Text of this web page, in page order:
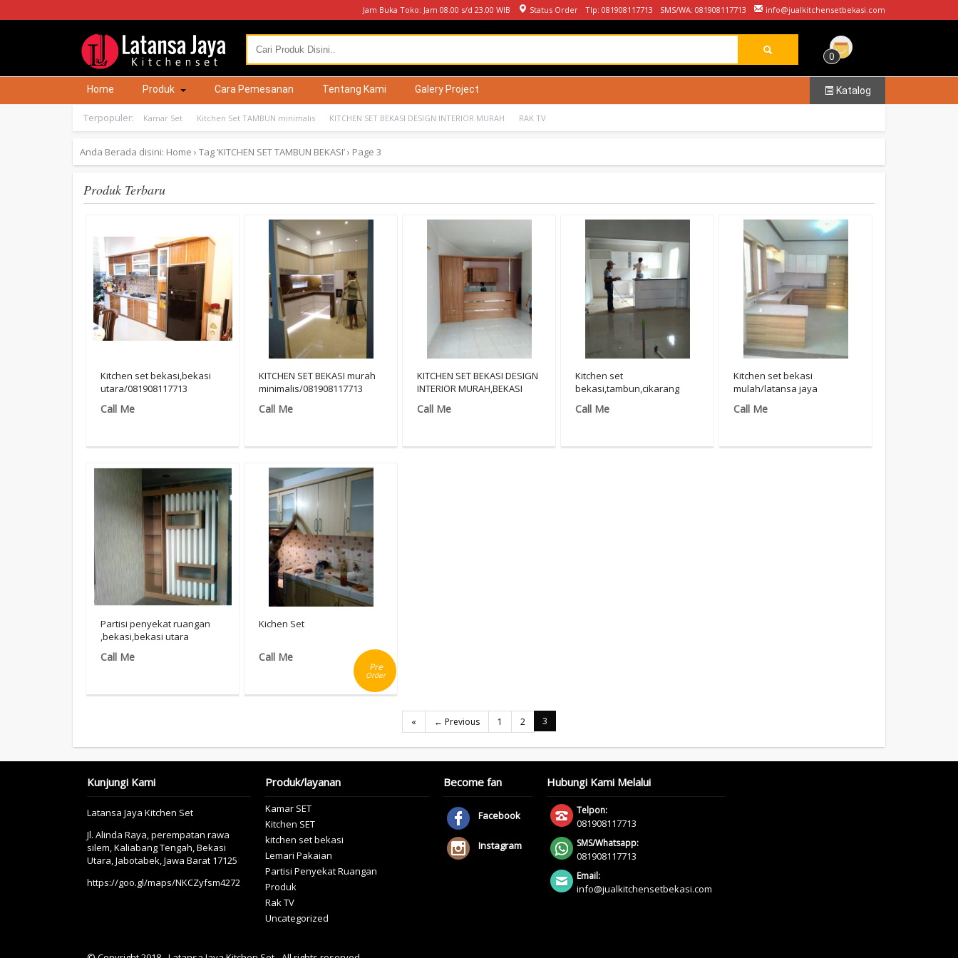
Jam Buka Toko: Jam 08.00 s/d 23.00 WIB Status Order Tlp: 081908117713 SMS/WA: 081908117713 info@jualkitchensetbekasi.com
0
Home Produk Cara Pemesanan Tentang Kami Galery Project Katalog
Terpopuler: Kamar Set Kitchen Set TAMBUN minimalis KITCHEN SET BEKASI DESIGN INTERIOR MURAH RAK TV
Anda Berada disini: Home › Tag ‘KITCHEN SET TAMBUN BEKASI’› Page 3
Produk Terbaru
Kitchen set bekasi,bekasi
utara/081908117713
Call Me
KITCHEN SET BEKASI murah
minimalis/081908117713
Call Me
KITCHEN SET BEKASI DESIGN
INTERIOR MURAH,BEKASI
UTARA/081908117713
Call Me
Kitchen set
bekasi,tambun,cikarang
081908117713
Call Me
Kitchen set bekasi
mulah/latansa jaya
Call Me
Partisi penyekat ruangan
,bekasi,bekasi utara
Call Me
Kichen Set
Pre
Order
Call Me
« ← Previous 1 2 3
Kunjungi Kami
Latansa Jaya Kitchen Set
Jl. Alinda Raya, perempatan rawa
silem, Kaliabang Tengah, Bekasi
Utara, Jabotabek, Jawa Barat 17125
https://goo.gl/maps/NKCZyfsm4272
Produk/layanan
Kamar SET
Kitchen SET
kitchen set bekasi
Lemari Pakaian
Partisi Penyekat Ruangan
Produk
Rak TV
Uncategorized
Become fan
Facebook
Instagram
Hubungi Kami Melalui
Telpon:
081908117713
SMS/Whatsapp:
081908117713
Email:
info@jualkitchensetbekasi.com